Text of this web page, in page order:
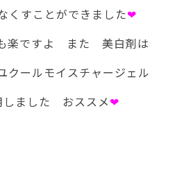
くすことができました❤
楽ですよ また 美白剤は
クールモイスチャージェル
ました おススメ❤